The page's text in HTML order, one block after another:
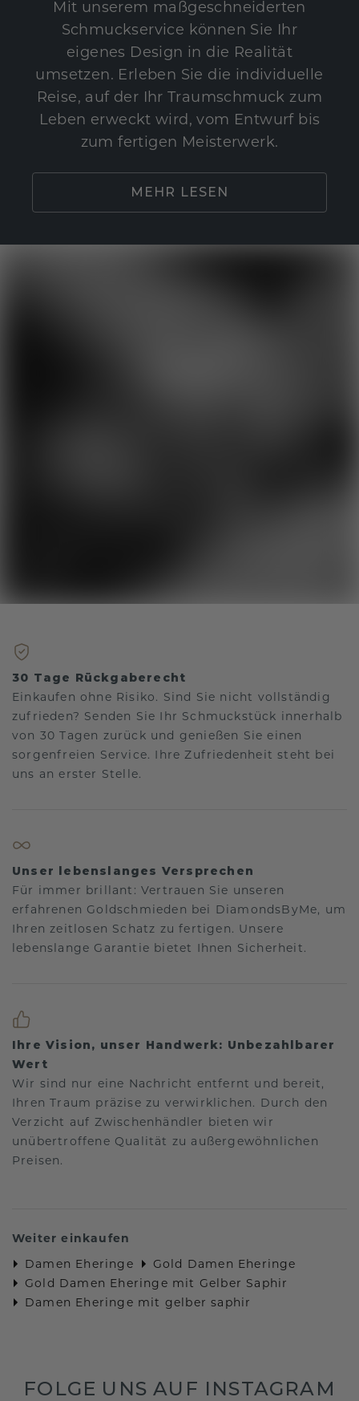
Mit unserem maßgeschneiderten
Schmuckservice können Sie Ihr
eigenes Design in die Realität
umsetzen. Erleben Sie die individuelle
Reise, auf der Ihr Traumschmuck zum
Leben erweckt wird, vom Entwurf bis
zum fertigen Meisterwerk.
MEHR LESEN
30 Tage Rückgaberecht
Einkaufen ohne Risiko. Sind Sie nicht vollständig
zufrieden? Senden Sie Ihr Schmuckstück innerhalb
von 30 Tagen zurück und genießen Sie einen
sorgenfreien Service. Ihre Zufriedenheit steht bei
uns an erster Stelle.
Unser lebenslanges Versprechen
Für immer brillant: Vertrauen Sie unseren
erfahrenen Goldschmieden bei DiamondsByMe, um
Ihren zeitlosen Schatz zu fertigen. Unsere
lebenslange Garantie bietet Ihnen Sicherheit.
Ihre Vision, unser Handwerk: Unbezahlbarer
Wert
Wir sind nur eine Nachricht entfernt und bereit,
Ihren Traum präzise zu verwirklichen. Durch den
Verzicht auf Zwischenhändler bieten wir
unübertroffene Qualität zu außergewöhnlichen
Preisen.
Weiter einkaufen
Damen Eheringe
Gold Damen Eheringe
Gold Damen Eheringe mit Gelber Saphir
Damen Eheringe mit gelber saphir
FOLGE UNS AUF INSTAGRAM